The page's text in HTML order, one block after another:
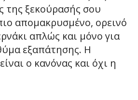
της ξεκούρασής σου
απομακρυσμένο, ορεινό
απλώς και μόνο για
εξαπάτησης. Η
ο κανόνας και όχι η